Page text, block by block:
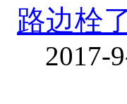
路边栓
2017-